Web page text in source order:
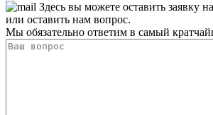
Здесь вы можете оставить заявку
или оставить нам вопрос.
Мы обязательно ответим в самый